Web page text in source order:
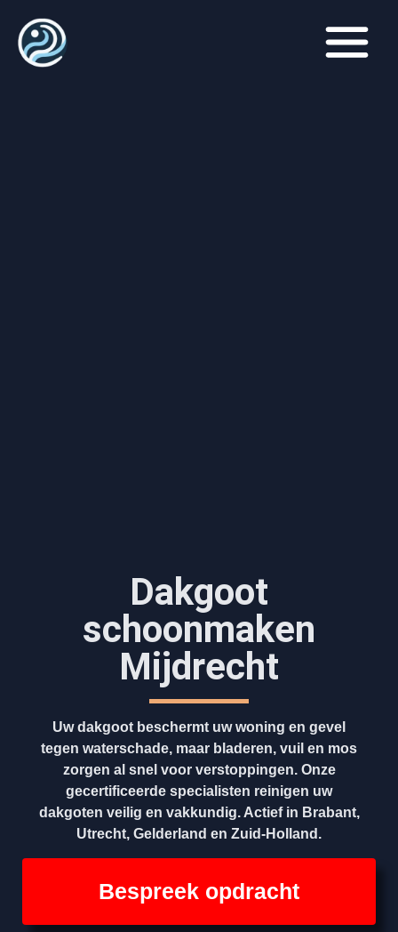
Dakgoot
schoonmaken​
Mijdrecht
Uw dakgoot beschermt uw woning en gevel
tegen waterschade, maar bladeren, vuil en mos
zorgen al snel voor verstoppingen. Onze
gecertificeerde specialisten reinigen uw
dakgoten veilig en vakkundig. Actief in Brabant,
Utrecht, Gelderland en Zuid-Holland.
Bespreek opdracht